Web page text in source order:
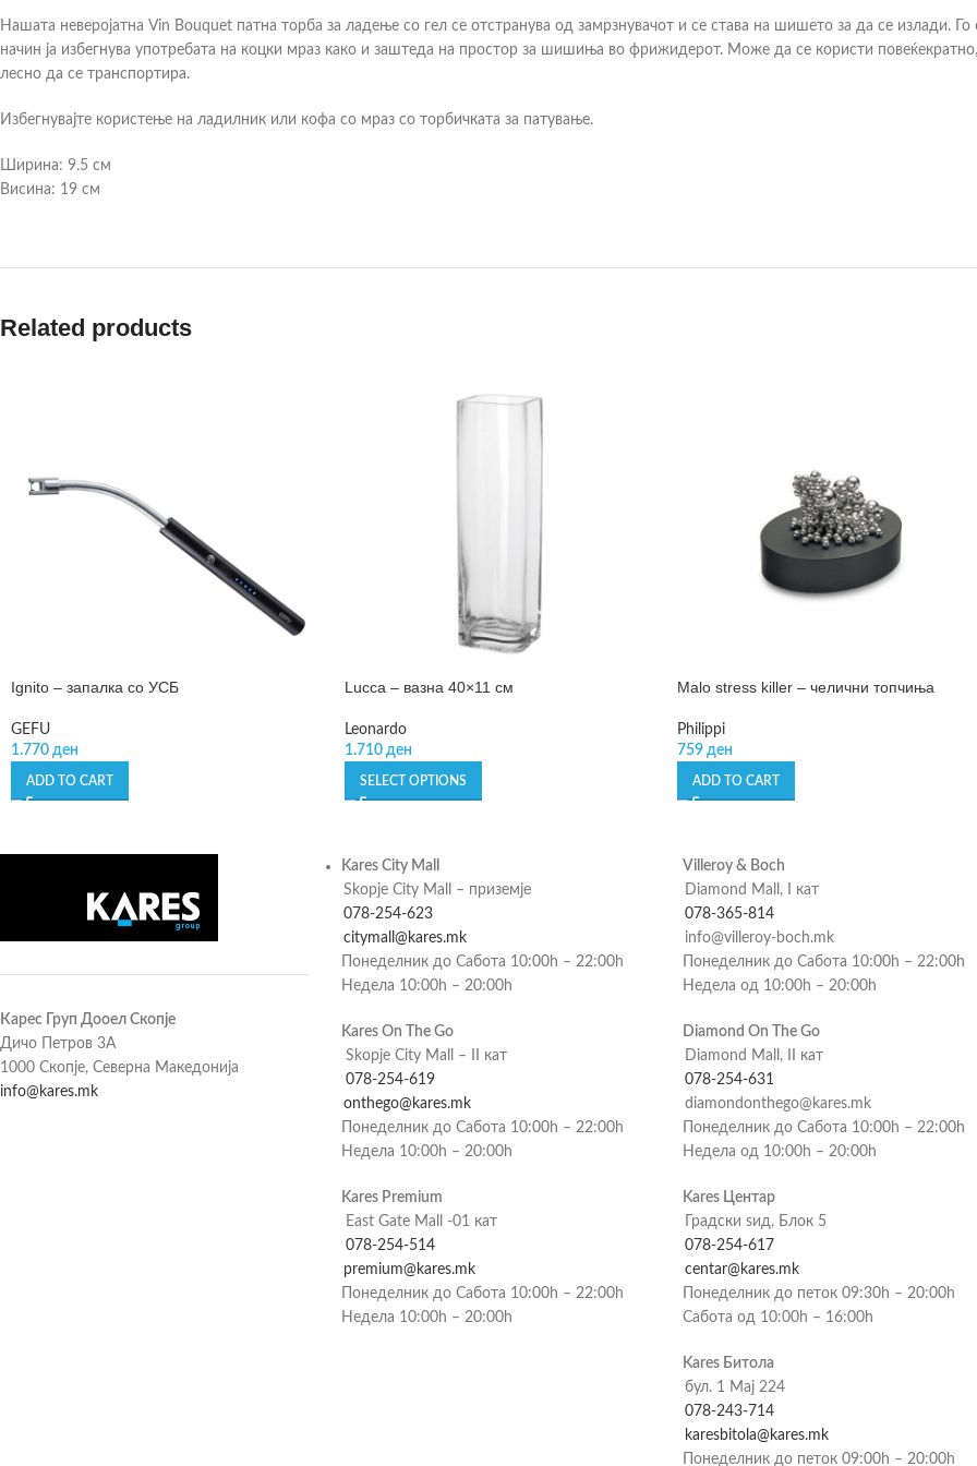
Нашата неверојатна Vin Bouquet патна торба за ладење со гел се отстранува од замрзнувачот и се става на шишето за да се излади.
начин ја избегнува употребата на коцки мраз како и заштеда на простор за шишиња во фрижидерот. Може да се користи
лесно да се транспортира.
Избегнувајте користење на ладилник или кофа со мраз со торбичката за патување.
Ширина: 9.5 см
Висина: 19 см
Related products
Ignito – запалка со УСБ
GEFU
1.770 ден
ADD TO CART
Lucca – вазна 40×11 см
Leonardo
1.710 ден
SELECT OPTIONS
Malo stress killer – челични топчиња
Philippi
759 ден
ADD TO CART
Карес Груп Дооел Скопје
Дичо Петров 3А
1000 Скопје, Северна Македонија
info@kares.mk
Kares City Mall
Skopje City Mall – приземје
078-254-623
citymall@kares.mk
Понеделник до Сабота 10:00h – 22:00h
Недела 10:00h – 20:00h
Kares On The Go
Skopje City Mall – II кат
078-254-619
onthego@kares.mk
Понеделник до Сабота 10:00h – 22:00h
Недела 10:00h – 20:00h
Kares Premium
East Gate Mall -01 кат
078-254-514
premium@kares.mk
Понеделник до Сабота 10:00h – 22:00h
Недела 10:00h – 20:00h
Villeroy & Boch
Diamond Mall, I кат
078-365-814
info@villeroy-boch.mk
Понеделник до Сабота 10:00h – 22:00h
Недела од 10:00h – 20:00h
Diamond On The Go
Diamond Mall, II кат
078-254-631
diamondonthego@kares.mk
Понеделник до Сабота 10:00h – 22:00h
Недела од 10:00h – 20:00h
Kares Центар
Градски ѕид, Блок 5
078-254-617
centar@kares.mk
Понеделник до петок 09:30h – 20:00h
Сабота од 10:00h – 16:00h
Kares Битола
бул. 1 Мај 224
078-243-714
karesbitola@kares.mk
Понеделник до петок 09:00h – 20:00h